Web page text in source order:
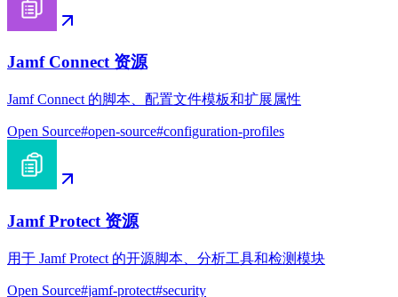
Jamf Connect 资源
Jamf Connect 的脚本、配置文件模板和扩展属性
Open Source#open-source#configuration-profiles
Jamf Protect 资源
用于 Jamf Protect 的开源脚本、分析工具和检测模块
Open Source#jamf-protect#security